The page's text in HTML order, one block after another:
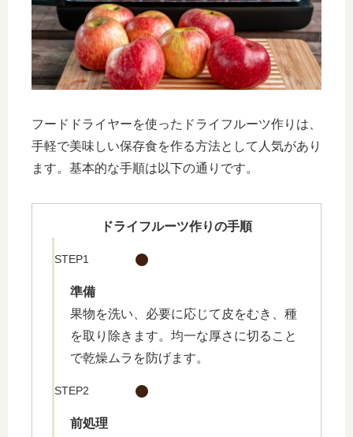
フードドライヤーを使ったドライフルーツ作りは、
手軽で美味しい保存食を作る方法として人気があり
ます。基本的な手順は以下の通りです。
ドライフルーツ作りの手順
STEP1
準備
果物を洗い、必要に応じて皮をむき、種
を取り除きます。均一な厚さに切ること
で乾燥ムラを防げます。
STEP2
前処理